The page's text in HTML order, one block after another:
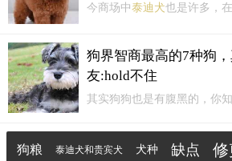
今商场中泰迪犬也是许多，
关怀的是怎么养泰迪犬？
狗界智商最高的7种狗
友:hold不住
其实狗狗也是有腹黑的，你
边牧是狗界智商最高的狗狗
聪明过头了，没地方使，就
狗粮 泰迪犬和贵宾犬 犬种 缺点 修